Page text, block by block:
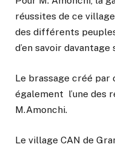
réussites de ce
des différents
d’en savoir
Le brassage créé par
également l’une des
M.Amonchi.
Le village CAN de